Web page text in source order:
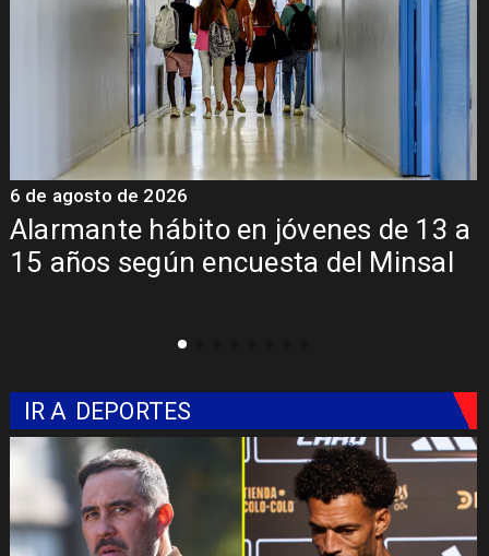
Alarmante hábito en jóvenes de 13 a
15 años según encuesta del Minsal
6 de agosto de 2026
IR A DEPORTES